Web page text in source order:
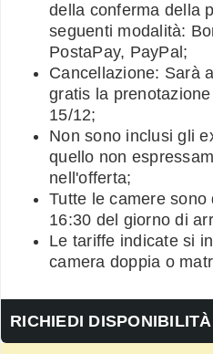
della conferma della
seguenti modalità:
PostaPay, PayPal;
Cancellazione: Sarà
gratis la
15/12;
Non sono inclusi gli
quello non
nell'offerta;
Tutte le camere
16:30 del giorno di
Le tariffe indicate si
camera doppia o
RICHIEDI DISPONIBILITÀ